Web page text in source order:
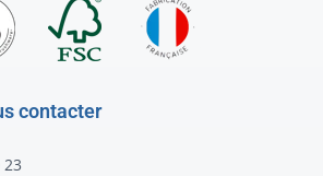
contacter
23